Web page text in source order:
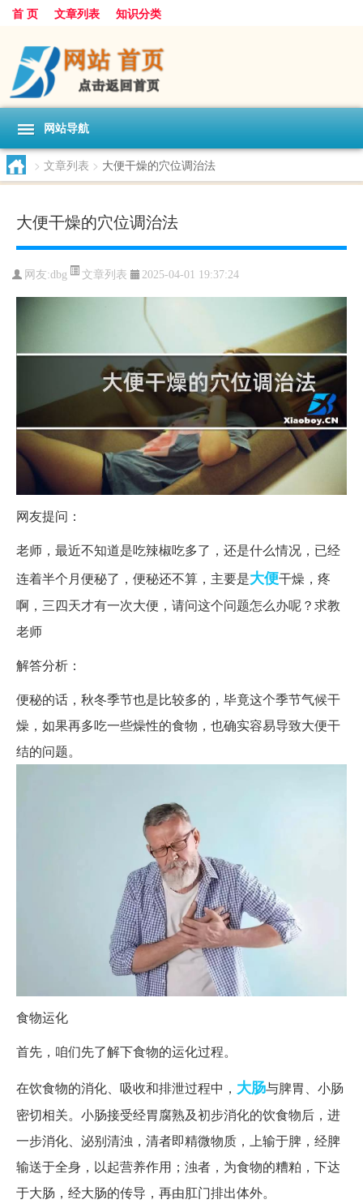
首 页 文章列表 知识分类
网站导航
> 文章列表 > 大便干燥的穴位调治法
大便干燥的穴位调治法
网友:dbg 文章列表 2025-04-01 19:37:24
网友提问：
老师，最近不知道是吃辣椒吃多了，还是什么情况，已经
连着半个月便秘了，便秘还不算，主要是大便干燥，疼
啊，三四天才有一次大便，请问这个问题怎么办呢？求教
老师
解答分析：
便秘的话，秋冬季节也是比较多的，毕竟这个季节气候干
燥，如果再多吃一些燥性的食物，也确实容易导致大便干
结的问题。
食物运化
首先，咱们先了解下食物的运化过程。
在饮食物的消化、吸收和排泄过程中， 大肠与脾胃、小肠
密切相关。小肠接受经胃腐熟及初步消化的饮食物后，进
一步消化、泌别清浊，清者即精微物质，上输于脾，经脾
输送于全身，以起营养作用；浊者，为食物的糟粕，下达
于大肠，经大肠的传导，再由肛门排出体外。